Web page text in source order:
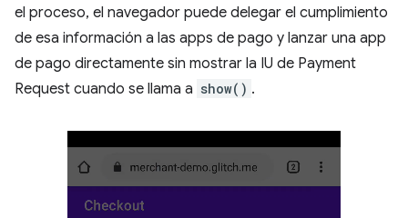
el proceso, el navegador puede delegar el cumplimiento
de esa información a las apps de pago y lanzar una app
de pago directamente sin mostrar la IU de Payment
Request cuando se llama a show() .